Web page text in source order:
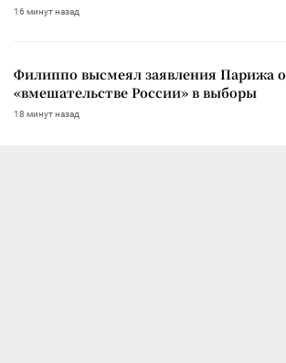
16 минут назад
Филиппо высмеял заявления Парижа о
«вмешательстве России» в выборы
18 минут назад